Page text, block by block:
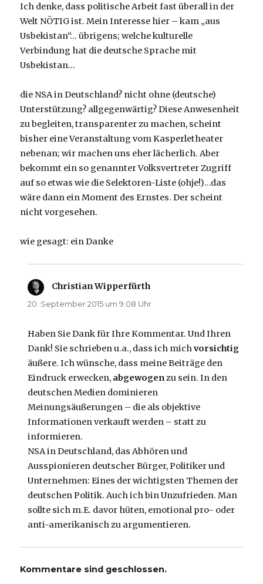
Ich denke, dass politische Arbeit fast überall in der
Welt NÖTIG ist. Mein Interesse hier – kam „aus
Usbekistan“… übrigens; welche kulturelle
Verbindung hat die deutsche Sprache mit
Usbekistan…
die NSA in Deutschland? nicht ohne (deutsche)
Unterstützung? allgegenwärtig? Diese Anwesenheit
zu begleiten, transparenter zu machen, scheint
bisher eine Veranstaltung vom Kasperletheater
nebenan; wir machen uns eher lächerlich. Aber
bekommt ein so genannter Volksvertreter Zugriff
auf so etwas wie die Selektoren-Liste (ohje!)…das
wäre dann ein Moment des Ernstes. Der scheint
nicht vorgesehen.
wie gesagt: ein Danke
Christian Wipperfürthsagt:
20. September 2015 um 9:08 Uhr
Haben Sie Dank für Ihre Kommentar. Und Ihren
Dank! Sie schrieben u.a., dass ich michvorsichtig
äußere. Ich wünsche, dass meine Beiträge den
Eindruck erwecken, abgewogenzu sein. In den
deutschen Medien dominieren
Meinungsäußerungen – die als objektive
Informationen verkauft werden – statt zu
informieren.
NSA in Deutschland, das Abhören und
Ausspionieren deutscher Bürger, Politiker und
Unternehmen: Eines der wichtigsten Themen der
deutschen Politik. Auch ich bin Unzufrieden. Man
sollte sich m.E. davor hüten, emotional pro- oder
anti-amerikanisch zu argumentieren.
Kommentare sind geschlossen.